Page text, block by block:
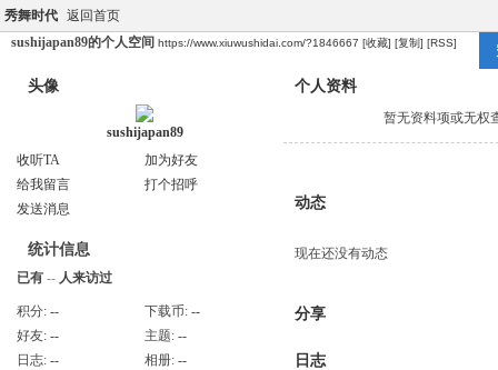
秀舞时代 返回首页
sushijapan89的个人空间 https://www.xiuwushidai.com/?1846667 [收藏] [复制] [RSS]
头像
sushijapan89
收听TA
加为好友
给我留言
打个招呼
发送消息
统计信息
已有 -- 人来访过
积分: -- 下载币: --
好友: -- 主题: --
日志: -- 相册: --
个人资料
暂无资料项或无权
动态
现在还没有动态
分享
日志